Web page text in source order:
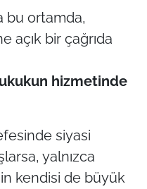
bu ortamda,
açık bir çağrıda
hizmetinde
siyasi
yalnızca
kendisi de büyük